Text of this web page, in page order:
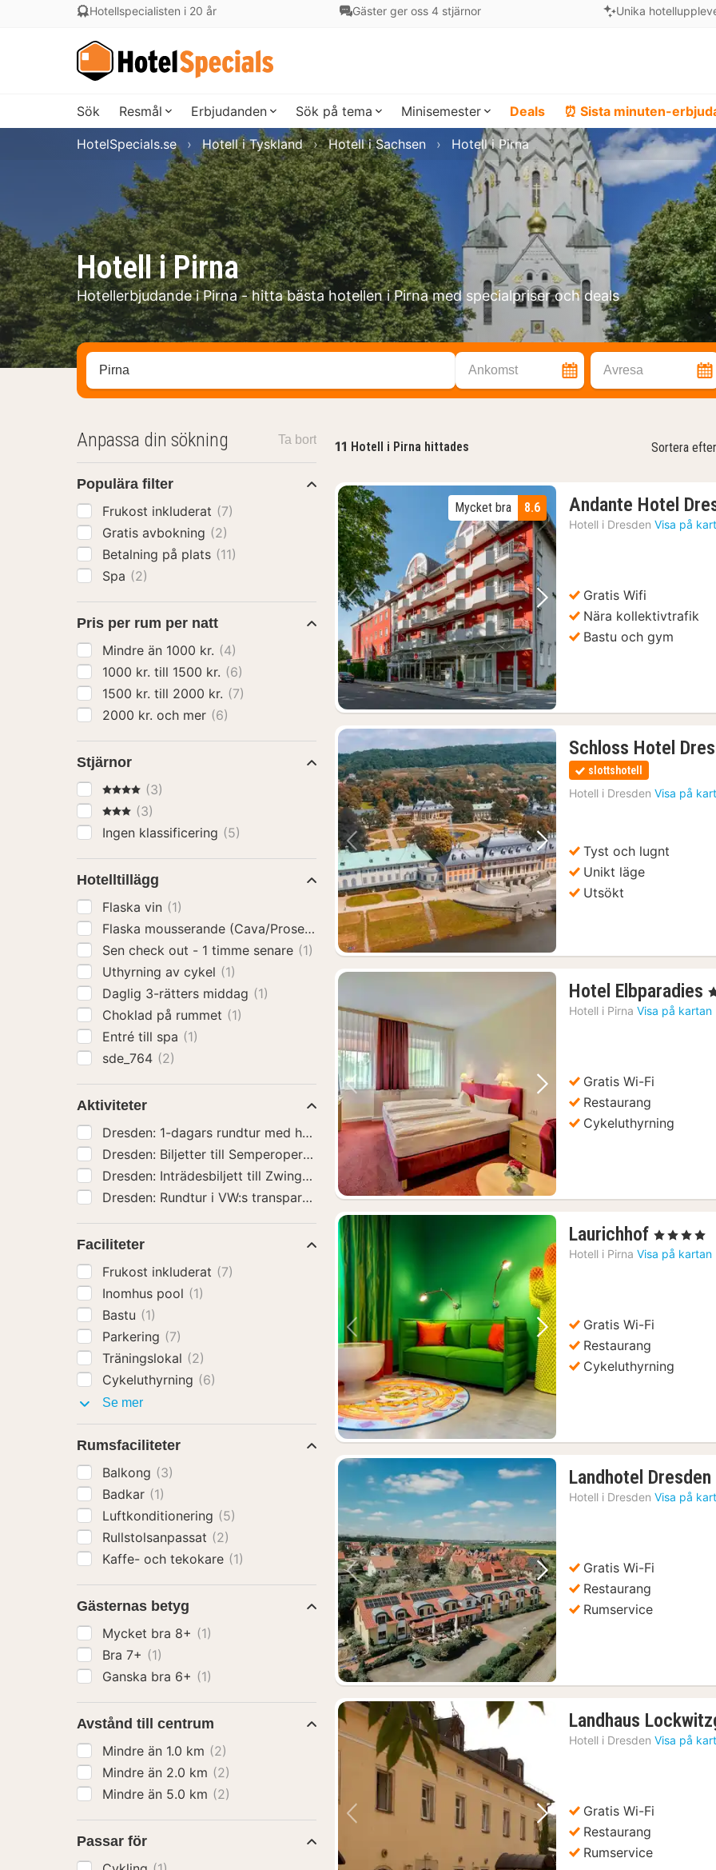
Hotellspecialisten i 20 år Gäster ger oss 4 stjärnor Unika
Sök Resmål Erbjudanden Sök på tema Minisemester Deals ⏰ Sista minuten-
Hotell i Pirna
Hotellerbjudande i Pirna - hitta bästa hotellen i Pirna med specialpriser och deals
HotelSpecials.se Hotell i Tyskland Hotell i Sachsen Hotell i Pirna
Sök efter hotell, område eller stad Ankomst Avresa
11 Hotell i Pirna hittades Sortera efter
Föregående bild Nästa bild
8.6
Mycket bra Andante Hotel
Hotell i Dresden Visa på
Gratis Wifi
Nära kollektivtrafik
Bastu och gym
Föregående bild Nästa bild
Schloss Hotel
slottshotell
Hotell i Dresden Visa på
Tyst och lugnt
Unikt läge
Utsökt
Föregående bild Nästa bild
Hotel Elbparadies ,
Hotell i Pirna Visa på kartan
Gratis Wi-Fi
Restaurang
Cykeluthyrning
Föregående bild Nästa bild
Laurichhof 1
natt
, 4 Stjärnor
Hotell i Pirna Visa på kartan
Gratis Wi-Fi
Restaurang
Cykeluthyrning
Föregående bild Nästa bild
Landhotel Dresden
Hotell i Dresden Visa på
Gratis Wi-Fi
Restaurang
Rumservice
Föregående bild Nästa bild
Landhaus
Hotell i Dresden Visa på
Gratis Wi-Fi
Restaurang
Rumservice
Anpassa din sökning Ta bort
Populära filter
Frukost inkluderat (7)
Gratis avbokning (2)
Betalning på plats (11)
Spa (2)
Pris per rum per natt
Mindre än 1000 kr. (4)
1000 kr. till 1500 kr. (6)
1500 kr. till 2000 kr. (7)
2000 kr. och mer (6)
Stjärnor
4 Stjärnor
(3)
3 Stjärnor
(3)
Ingen klassificering (5)
Hotelltillägg
Flaska vin (1)
Flaska mousserande (Cava/Prosecco)
(1)
Sen check out - 1 timme senare (1)
Uthyrning av cykel (1)
Daglig 3-rätters middag (1)
Choklad på rummet (1)
Entré till spa (1)
sde_764 (2)
Aktiviteter
Dresden: 1-dagars rundtur med hop-on hop-off-buss(6)
Dresden: Biljetter till Semperoper och guidad tur(6)
Dresden: Inträdesbiljett till Zwinger Museum
(6)
Dresden: Rundtur i VW:s transparenta fabrik(6)
Faciliteter
Frukost inkluderat (7)
Inomhus pool (1)
Bastu (1)
Parkering (7)
Träningslokal (2)
Cykeluthyrning (6)
Se merFaciliteter
Rumsfaciliteter
Balkong (3)
Badkar (1)
Luftkonditionering (5)
Rullstolsanpassat (2)
Kaffe- och tekokare (1)
Gästernas betyg
Mycket bra 8+ (1)
Bra 7+ (1)
Ganska bra 6+ (1)
Avstånd till centrum
Mindre än 1.0 km (2)
Mindre än 2.0 km (2)
Mindre än 5.0 km (2)
Passar för